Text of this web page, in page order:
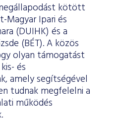
kötött
Magyar Ipari és
(DUIHK) és a
(BÉT). A közös
olyan támogatást
és
amely segítségével
tudnak megfelelni a
működés